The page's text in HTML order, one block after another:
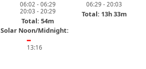
06:02 - 06:29
20:03 - 20:29
Total: 54m
06:29 - 20:03
Total: 13h 33m
Solar Noon/Midnight:
━
13:16